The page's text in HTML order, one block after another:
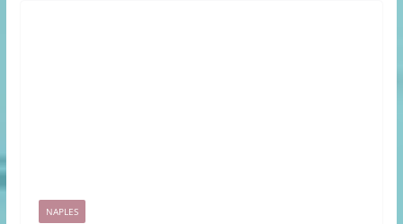
NAPLES